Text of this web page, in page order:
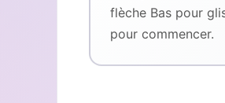
flèche Bas pour
pour commencer.